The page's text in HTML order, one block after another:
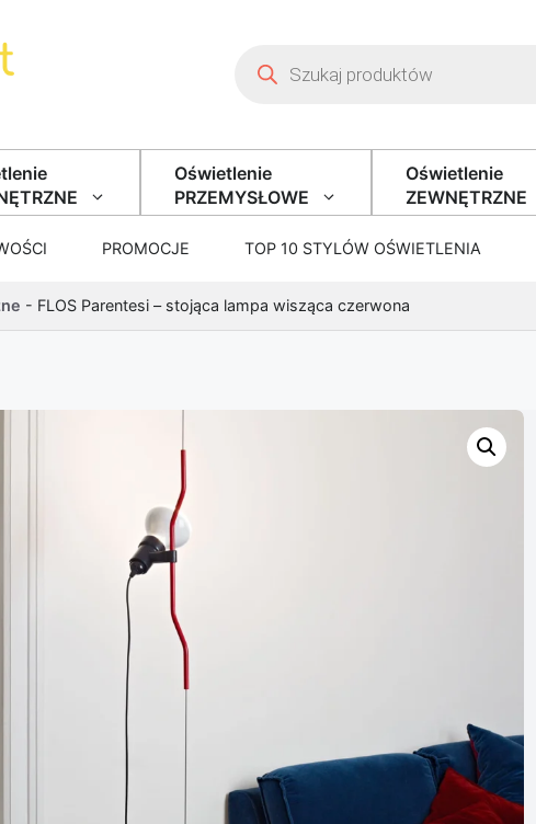
Oświetlenie
PRZEMYSŁOWE
Oświetlenie
ZEWNĘTRZNE
PROMOCJE TOP 10 STYLÓW OŚWIETLENIA
- FLOS Parentesi – stojąca lampa wisząca czerwona